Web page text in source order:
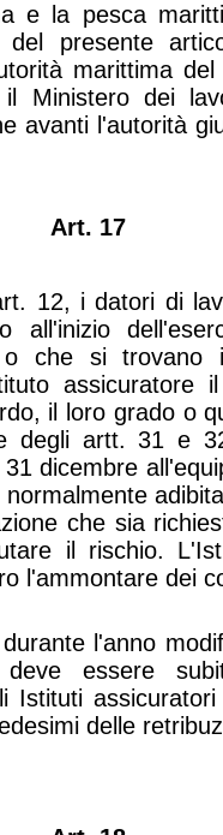
e la pesca
presente
marittima
Ministero dei
avanti l'autorità
Art. 17
12, i datori di
all'inizio
o che si trovano
assicuratore
il loro grado o
degli artt. 31 e
dicembre
che sia
il rischio.
l'ammontare dei
l'anno
essere
Istituti
delle